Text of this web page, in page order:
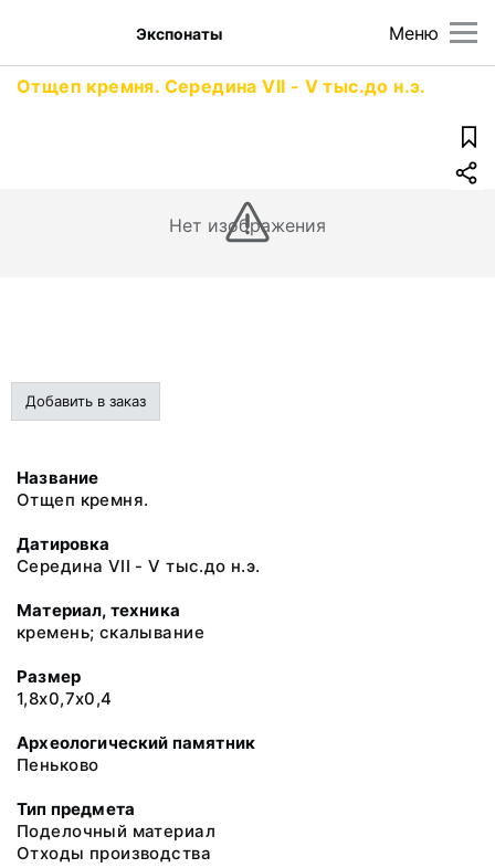
Меню
Экспонаты
Отщеп кремня. Середина VII - V тыс.до н.э.
Нет изображения
Добавить в заказ
Название
Отщеп кремня.
Датировка
Середина VII - V тыс.до н.э.
Материал, техника
кремень; скалывание
Размер
1,8х0,7х0,4
Археологический памятник
Пеньково
Тип предмета
Поделочный материал
Отходы производства